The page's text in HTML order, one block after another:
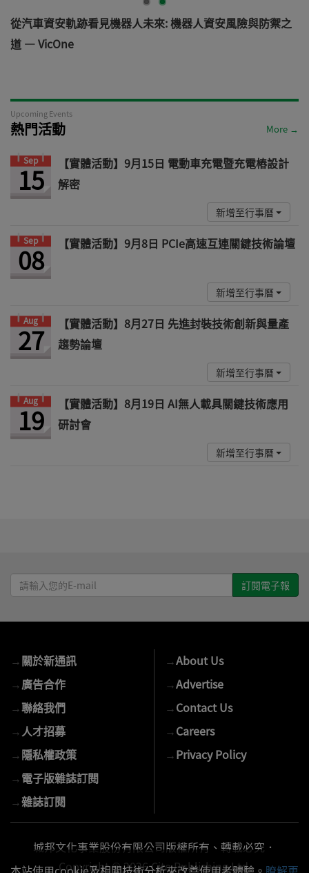
從汽車資安軌跡看見機器人未來: 機器人資安風險與防禦之
道 — VicOne
Upcoming Events
熱門活動 More →
Sep
15
【實體活動】9月15日 電動車充電暨充電樁設計
解密
新增至行事曆
Sep
08 【實體活動】9月8日 PCIe高速互連關鍵技術論壇
新增至行事曆
Aug
27
【實體活動】8月27日 先進封裝技術創新與量產
趨勢論壇
新增至行事曆
Aug
19
【實體活動】8月19日 AI無人載具關鍵技術應用
研討會
新增至行事曆
請
輸
E-
mail
→關於新通訊
→廣告合作
→聯絡我們
→ 人才招募
→隱私權政策
→電子版雜誌訂閱
→雜誌訂閱
→About Us
→Advertise
→Contact Us
→Careers
→Privacy Policy
城邦文化事業股份有限公司版權所有、轉載必究．
Copyright © 2026 Cite Publishing Ltd.